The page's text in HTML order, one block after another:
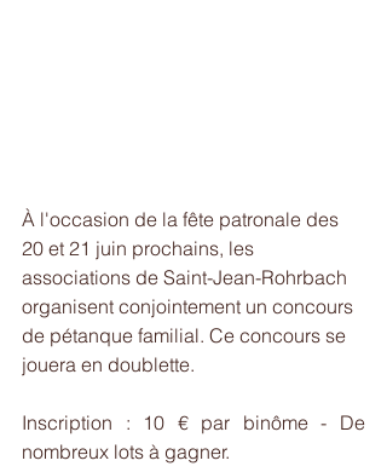
À l'occasion de la fête patronale des
20 et 21 juin prochains, les
associations de Saint-Jean-Rohrbach
organisent conjointement un concours
de pétanque familial. Ce concours se
jouera en doublette.
Inscription : 10 € par binôme - De
nombreux lots à gagner.